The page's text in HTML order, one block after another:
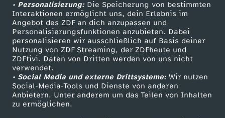
• Personalisierung:Die Speicherung von bestimmten
Interaktionen ermöglicht uns, dein Erlebnis im
Angebot des ZDF an dich anzupassen und
Personalisierungsfunktionen anzubieten. Dabei
personalisieren wir ausschließlich auf Basis deiner
Nutzung von ZDF Streaming, der ZDFheute und
ZDFtivi. Daten von Dritten werden von uns nicht
verwendet.
• Social Media und externe Drittsysteme:Wir nutzen
Social-Media-Tools und Dienste von anderen
Anbietern. Unter anderem um das Teilen von Inhalten
zu ermöglichen.
H
I
V
u
n
Sendungen A-Z
TV-Programm
Hilfe
ZDF Unternehmen
Karriere